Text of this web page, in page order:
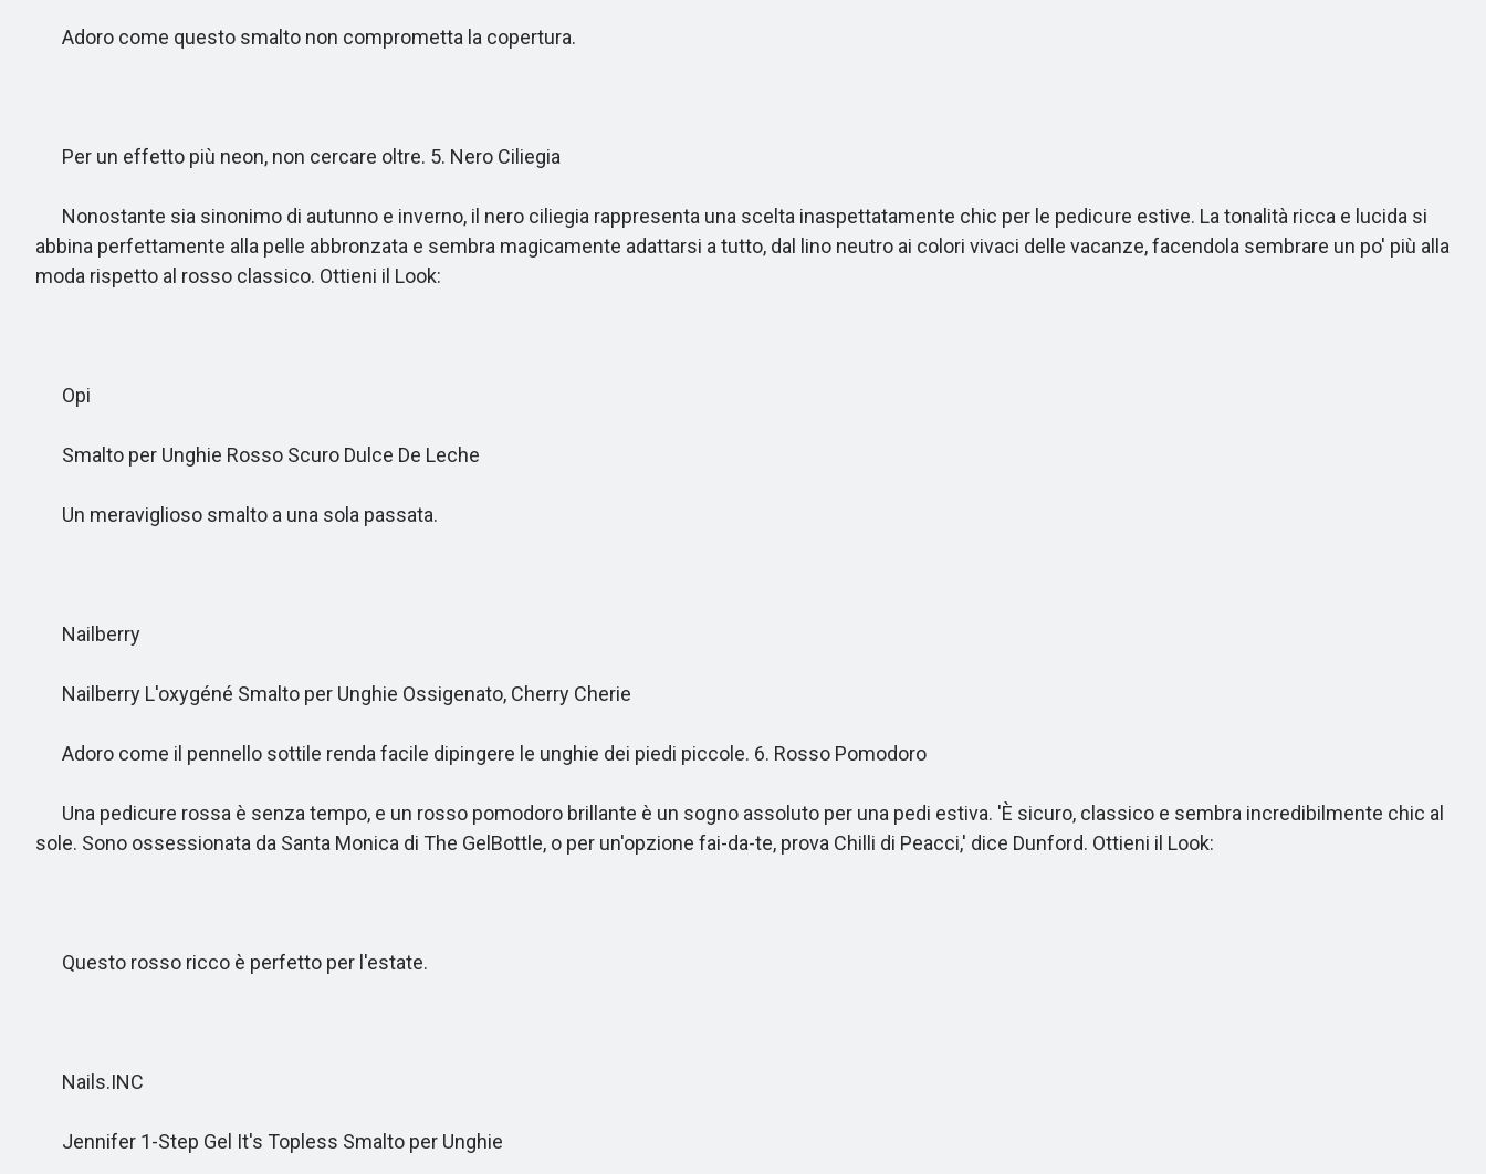
Adoro come questo smalto non comprometta la copertura.
Per un effetto più neon, non cercare oltre. 5. Nero Ciliegia
Nonostante sia sinonimo di autunno e inverno, il nero ciliegia rappresenta una scelta inaspettatamente chic per le pedicure estive. La tonalità ricca e lucida si
abbina perfettamente alla pelle abbronzata e sembra magicamente adattarsi a tutto, dal lino neutro ai colori vivaci delle vacanze, facendola sembrare un po' più alla
moda rispetto al rosso classico. Ottieni il Look:
Opi
Smalto per Unghie Rosso Scuro Dulce De Leche
Un meraviglioso smalto a una sola passata.
Nailberry
Nailberry L'oxygéné Smalto per Unghie Ossigenato, Cherry Cherie
Adoro come il pennello sottile renda facile dipingere le unghie dei piedi piccole. 6. Rosso Pomodoro
Una pedicure rossa è senza tempo, e un rosso pomodoro brillante è un sogno assoluto per una pedi estiva. 'È sicuro, classico e sembra incredibilmente chic al
sole. Sono ossessionata da Santa Monica di The GelBottle, o per un'opzione fai-da-te, prova Chilli di Peacci,' dice Dunford. Ottieni il Look:
Questo rosso ricco è perfetto per l'estate.
Nails.INC
Jennifer 1-Step Gel It's Topless Smalto per Unghie